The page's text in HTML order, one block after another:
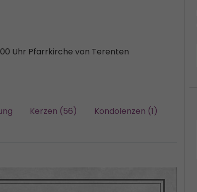
Uhr Pfarrkirche von Terenten
Kerzen (56)
Kondolenzen (1)